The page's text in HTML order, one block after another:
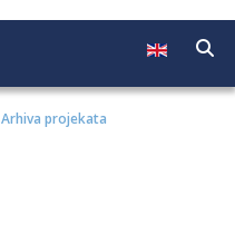
Arhiva projekata